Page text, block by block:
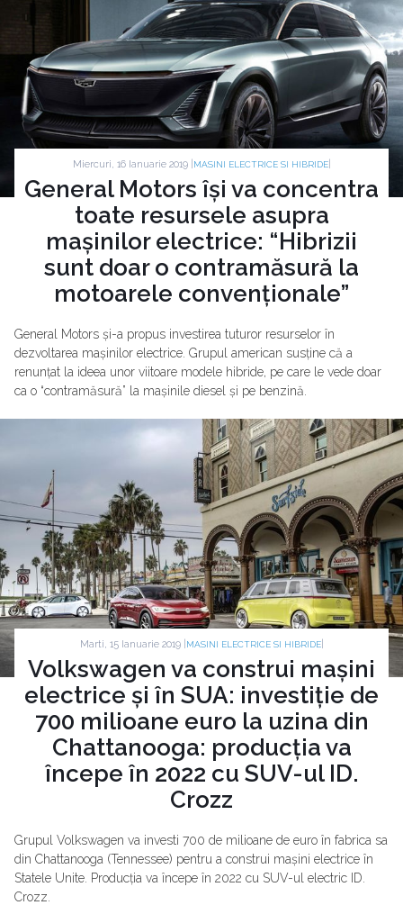
Miercuri, 16 Ianuarie 2019 | MASINI ELECTRICE SI HIBRIDE|
General Motors își va concentra
toate resursele asupra
mașinilor electrice: “Hibrizii
sunt doar o contramăsură la
motoarele convenționale”
General Motors și-a propus investirea tuturor resurselor în
dezvoltarea mașinilor electrice. Grupul american susține că a
renunțat la ideea unor viitoare modele hibride, pe care le vede doar
ca o “contramăsură” la mașinile diesel și pe benzină.
Marti, 15 Ianuarie 2019 | MASINI ELECTRICE SI HIBRIDE|
Volkswagen va construi mașini
electrice și în SUA: investiție de
700 milioane euro la uzina din
Chattanooga: producția va
începe în 2022 cu SUV-ul ID.
Crozz
Grupul Volkswagen va investi 700 de milioane de euro în fabrica sa
din Chattanooga (Tennessee) pentru a construi mașini electrice în
Statele Unite. Producția va începe în 2022 cu SUV-ul electric ID.
Crozz.